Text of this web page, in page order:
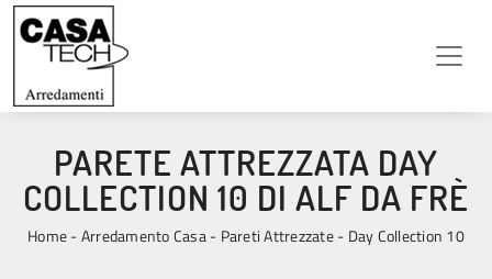
PARETE ATTREZZATA DAY
COLLECTION 10 DI ALF DA FRÈ
Home-Arredamento Casa- Pareti Attrezzate- Day Collection 10